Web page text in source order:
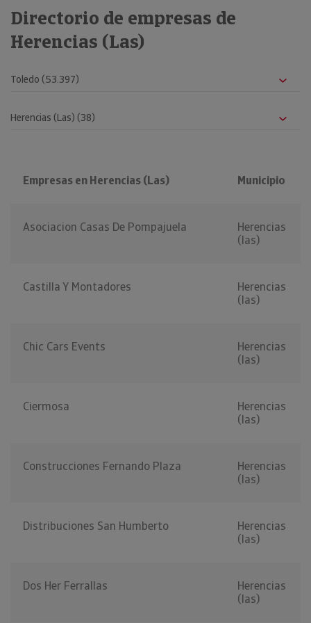
Directorio de empresas de
Herencias (Las)
Empresas en Herencias (Las) Municipio
Asociacion Casas De Pompajuela
Herencias
(las)
Castilla Y Montadores
Herencias
(las)
Chic Cars Events
Herencias
(las)
Ciermosa
Herencias
(las)
Construcciones Fernando Plaza
Herencias
(las)
Distribuciones San Humberto
Herencias
(las)
Dos Her Ferrallas
Herencias
(las)